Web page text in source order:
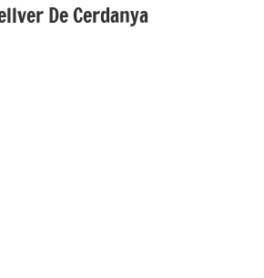
De Cerdanya